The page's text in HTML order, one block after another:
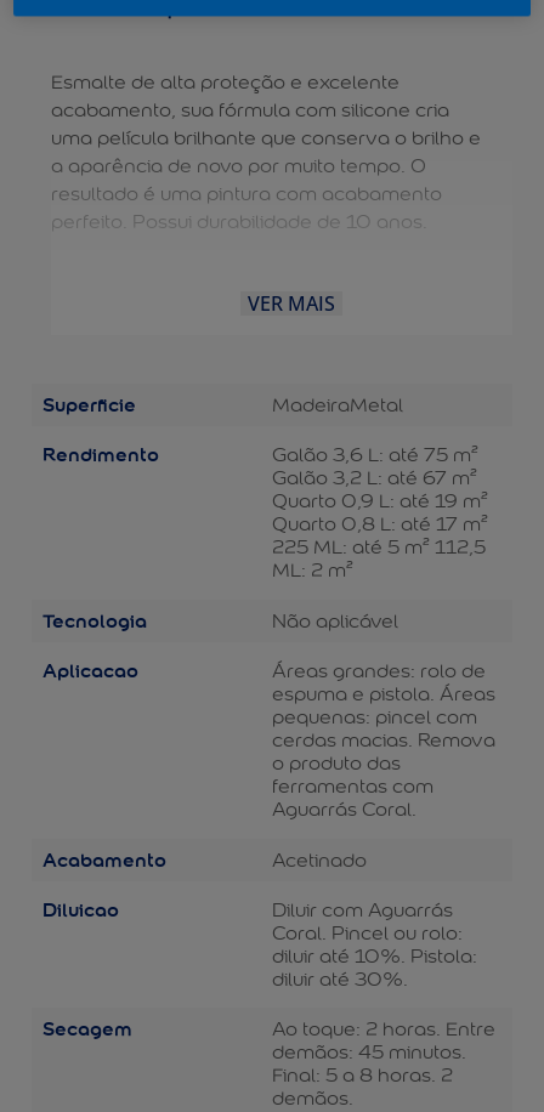
Esmalte de alta proteção e excelente
acabamento, sua fórmula com silicone cria
uma película brilhante que conserva o brilho e
a aparência de novo por muito tempo. O
resultado é uma pintura com acabamento
perfeito. Possui durabilidade de 10 anos.
VER MAIS
Superficie MadeiraMetal
Rendimento
Galão 3,6 L: até 75 m²
Galão 3,2 L: até 67 m²
Quarto 0,9 L: até 19 m²
Quarto 0,8 L: até 17 m²
225 ML: até 5 m² 112,5
ML: 2 m²
Tecnologia Não aplicável
Aplicacao
Áreas grandes: rolo de
espuma e pistola. Áreas
pequenas: pincel com
cerdas macias. Remova
o produto das
ferramentas com
Aguarrás Coral.
Acabamento Acetinado
Diluicao
Diluir com Aguarrás
Coral. Pincel ou rolo:
diluir até 10%. Pistola:
diluir até 30%.
Secagem
Ao toque: 2 horas. Entre
demãos: 45 minutos.
Final: 5 a 8 horas. 2
demãos.